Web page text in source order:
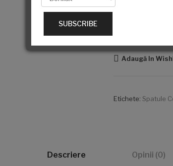
Adaugă In
Etichete: Spatule
Descriere Opinii (0)
SUBSCRIBE